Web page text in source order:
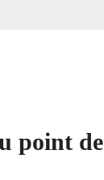
point de